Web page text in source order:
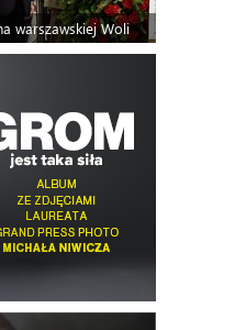
warszawskiej Woli